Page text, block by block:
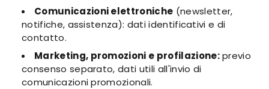
Comunicazioni elettroniche (newsletter,
notifiche, assistenza): dati identificativi e di
contatto.
Marketing, promozioni e profilazione:previo
consenso separato, dati utili all'invio di
comunicazioni promozionali.